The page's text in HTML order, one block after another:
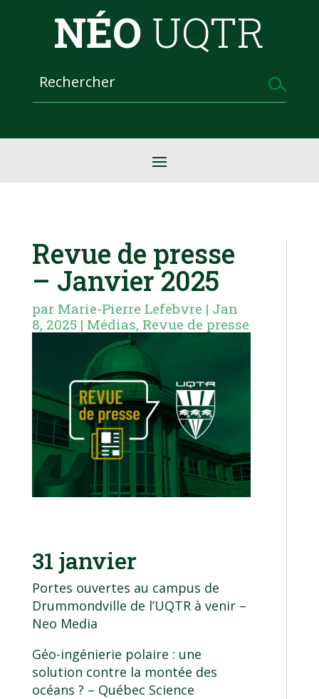
NÉO UQTR
Revue de presse
– Janvier 2025
par Marie-Pierre Lefebvre | Jan
8, 2025 | Médias, Revue de presse
31 janvier
Portes ouvertes au campus de
Drummondville de l’UQTR à venir–
Neo Media
Géo-ingénierie polaire : une
solution contre la montée des
océans ? – Québec Science